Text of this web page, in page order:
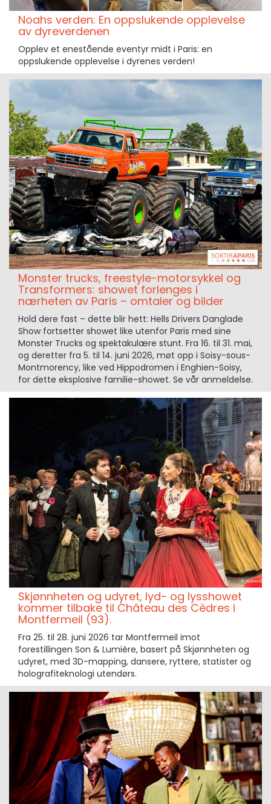
Noahs verden: En oppslukende opplevelse
av dyreverdenen
Opplev et enestående eventyr midt i Paris: en
oppslukende opplevelse i dyrenes verden!
Monster trucks, freestyle-motorsykkel og
Transformers: showet forlenges i
nærheten av Paris – omtaler og bilder
Hold dere fast – dette blir hett: Hells Drivers Danglade
Show fortsetter showet like utenfor Paris med sine
Monster Trucks og spektakulære stunt. Fra 16. til 31. mai,
og deretter fra 5. til 14. juni 2026, møt opp i Soisy-sous-
Montmorency, like ved Hippodromen i Enghien-Soisy,
for dette eksplosive familie-showet. Se vår anmeldelse.
Skjønnheten og udyret, lyd- og lysshowet
kommer tilbake til Château des Cèdres i
Montfermeil (93).
Fra 25. til 28. juni 2026 tar Montfermeil imot
forestillingen Son & Lumière, basert på Skjønnheten og
udyret, med 3D-mapping, dansere, ryttere, statister og
holografiteknologi utendørs.